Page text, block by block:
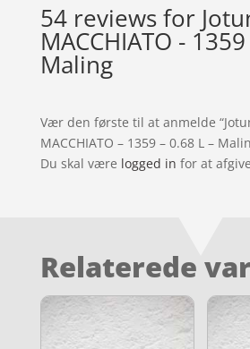
54 reviews for
MACCHIATO -
Maling
Vær den første til at anmelde
MACCHIATO – 1359 – 0.68 L –
Du skal være logged in for at
Relaterede